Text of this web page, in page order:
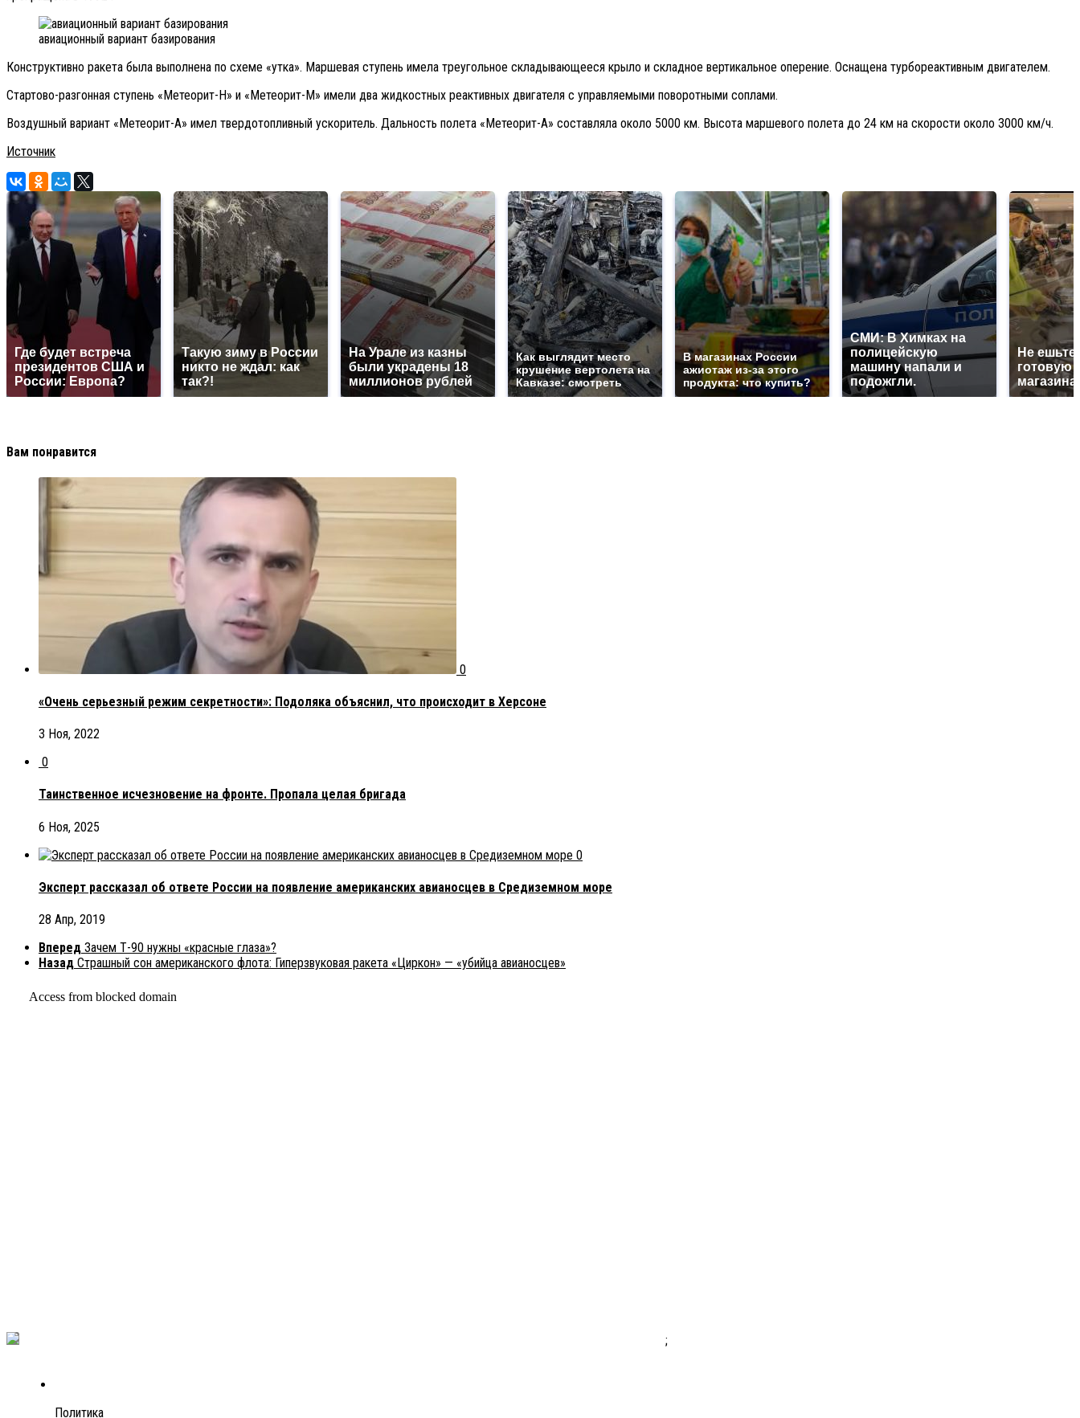
авиационный вариант базирования
Конструктивно ракета была выполнена по схеме «утка». Маршевая ступень имела треугольное складывающееся крыло и складное вертикальное оперение. Оснащена турбореактивным двигателем.
Стартово-разгонная ступень «Метеорит-Н» и «Метеорит-М» имели два жидкостных реактивных двигателя с управляемыми поворотными соплами.
Воздушный вариант «Метеорит-А» имел твердотопливный ускоритель. Дальность полета «Метеорит-А» составляла около 5000 км. Высота маршевого полета до 24 км на скорости около 3000 км/ч.
Источник
Где будет встреча
президентов США и
России: Европа?
Такую зиму в России
никто не ждал: как
так?!
На Урале из казны
были украдены 18
миллионов рублей
Как выглядит место
крушение вертолета на
Кавказе: смотреть
В магазинах России
ажиотаж из-за этого
продукта: что купить?
СМИ: В Химках на
полицейскую
машину напали и
подожгли.
Не ешьте
готовую
Вам понравится
0
«Очень серьезный режим секретности»: Подоляка объяснил, что происходит в Херсоне
3 Ноя, 2022
0
Таинственное исчезновение на фронте. Пропала целая бригада
6 Ноя, 2025
0
Эксперт рассказал об ответе России на появление американских авианосцев в Средиземном море
28 Апр, 2019
Вперед Зачем Т-90 нужны «красные глаза»?
Назад Страшный сон американского флота: Гиперзвуковая ракета «Циркон» — «убийца авианосцев»
;
Политика